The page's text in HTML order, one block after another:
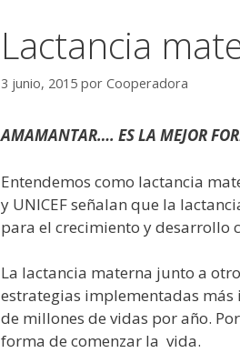
Lactancia
3 junio, 2015 por Cooperadora
AMAMANTAR…. ES LA MEJOR
Entendemos como lactancia
y UNICEF señalan que la
para el crecimiento y desarrollo
La lactancia materna junto a
estrategias implementadas
de millones de vidas por año.
forma de comenzar la vida.